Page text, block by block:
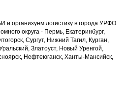
и организуем логистику в города УРФО
округа - Пермь, Екатеринбург,
Сургут, Нижний Тагил, Курган,
Златоуст, Новый Уренгой,
Нефтеюганск, Ханты-Мансийск,
ПТ
блоки ФБС